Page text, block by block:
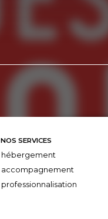
NOS SERVICES
hébergement
accompagnement
professionnalisation